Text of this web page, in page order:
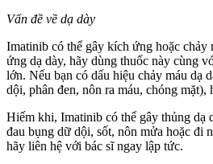
Vấn đề về dạ dày
Imatinib có thể gây kích ứng hoặc chảy
ứng dạ dày, hãy dùng thuốc này cùng
lớn. Nếu bạn có dấu hiệu chảy máu dạ
dội, phân đen, nôn ra máu, chóng
Hiếm khi, Imatinib có thể gây thủng dạ
đau bụng dữ dội, sốt, nôn mửa hoặc đi
hãy liên hệ với bác sĩ ngay lập tức.